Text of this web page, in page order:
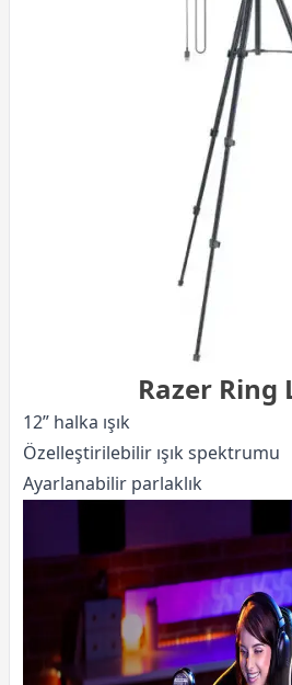
Razer Ring
12” halka ışık
Özelleştirilebilir ışık spektrumu
Ayarlanabilir parlaklık